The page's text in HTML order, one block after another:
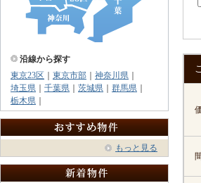
沿線から探す
東京23区
東京市部 神奈川県
埼玉県
千葉県 茨城県 群馬県
栃木県
もっと見る